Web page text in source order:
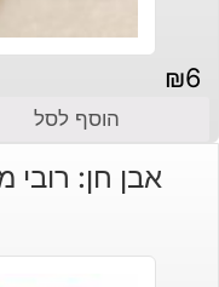
₪6
הוסף לסל
אבן חן: רובי